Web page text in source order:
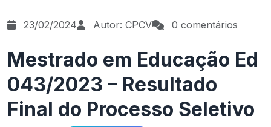
23/02/2024 Autor: CPCV 0 comentários
Mestrado em Educação Ed
043/2023 – Resultado
Final do Processo Seletivo